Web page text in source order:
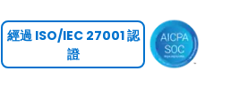
經過 ISO/IEC 27001 認
證